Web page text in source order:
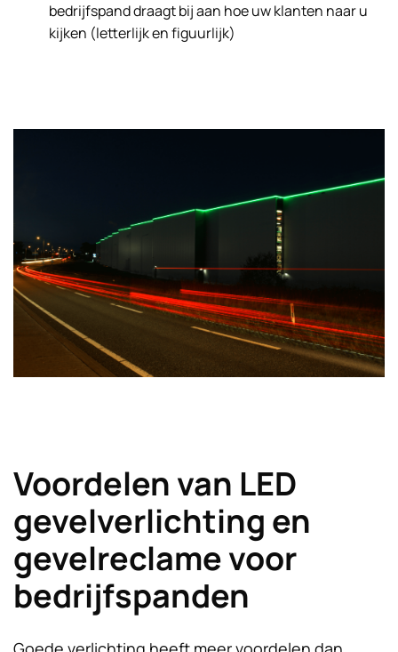
bedrijfspand draagt bij aan hoe uw klanten naar u
kijken (letterlijk en figuurlijk)
Voordelen van LED
gevelverlichting en
gevelreclame voor
bedrijfspanden